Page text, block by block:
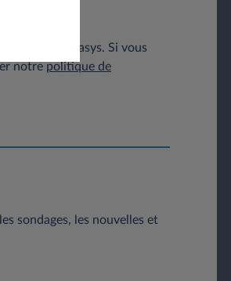
par Leasys. Si vous
notre politique de
sondages, les nouvelles et